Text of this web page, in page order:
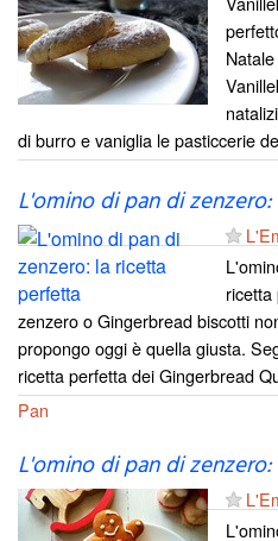
di burro e vaniglia le pasticcerie
L'omino di pan di
zenzero o Gingerbread biscotti
propongo oggi è quella giusta.
ricetta perfetta dei Gingerbread
Pan
L'omino di pan di